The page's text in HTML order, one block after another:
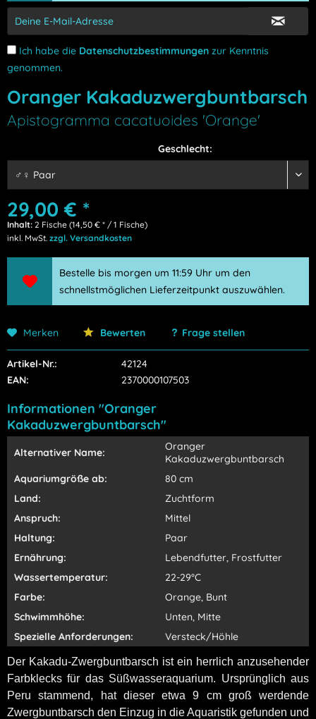
Ich habe die Datenschutzbestimmungen zur Kenntnis
genommen.
Oranger Kakaduzwergbuntbarsch
Apistogramma cacatuoides 'Orange'
Geschlecht:
29,00 € *
Inhalt: 2 Fische (14,50 € * / 1 Fische)
inkl. MwSt. zzgl. Versandkosten
Bestelle bis morgen um 11:59 Uhr um den
schnellstmöglichen Lieferzeitpunkt auszuwählen.
Merken Bewerten Frage stellen
Artikel-Nr.:
42124
EAN:
2370000107503
Informationen "Oranger
Kakaduzwergbuntbarsch"
Alternativer Name:
Oranger
Kakaduzwergbuntbarsch
Aquariumgröße ab:
80 cm
Land:
Zuchtform
Anspruch:
Mittel
Haltung:
Paar
Ernährung:
Lebendfutter, Frostfutter
Wassertemperatur:
22-29°C
Farbe:
Orange, Bunt
Schwimmhöhe:
Unten, Mitte
Spezielle Anforderungen:
Versteck/Höhle
Der Kakadu-Zwergbuntbarsch ist ein herrlich anzusehender
Farbklecks für das Süßwasseraquarium. Ursprünglich aus
Peru stammend, hat dieser etwa 9 cm groß werdende
Zwergbuntbarsch den Einzug in die Aquaristik gefunden und